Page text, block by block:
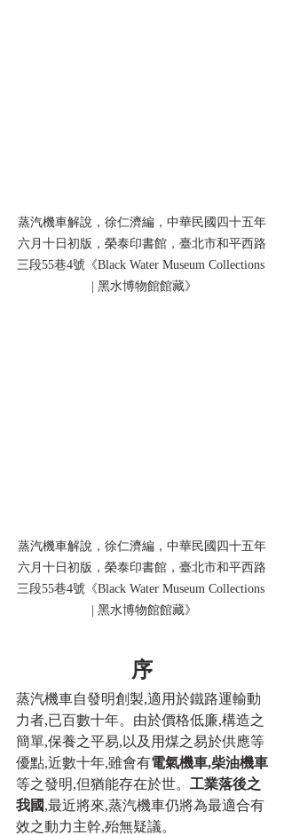
蒸汽機車解說，徐仁濟編，中華民國四十五年
六月十日初版，榮泰印書館，臺北市和平西路
三段55巷4號《Black Water Museum Collections
| 黑水博物館館藏》
蒸汽機車解說，徐仁濟編，中華民國四十五年
六月十日初版，榮泰印書館，臺北市和平西路
三段55巷4號《Black Water Museum Collections
| 黑水博物館館藏》
序
蒸汽機車自發明創製,適用於鐵路運輸動
力者,已百數十年。由於價格低廉,構造之
簡單,保養之平易,以及用煤之易於供應等
優點,近數十年,雖會有電氣機車,柴油機車
等之發明,但猶能存在於世。 工業落後之
我國,最近將來,蒸汽機車仍將為最適合有
效之動力主幹,殆無疑議。